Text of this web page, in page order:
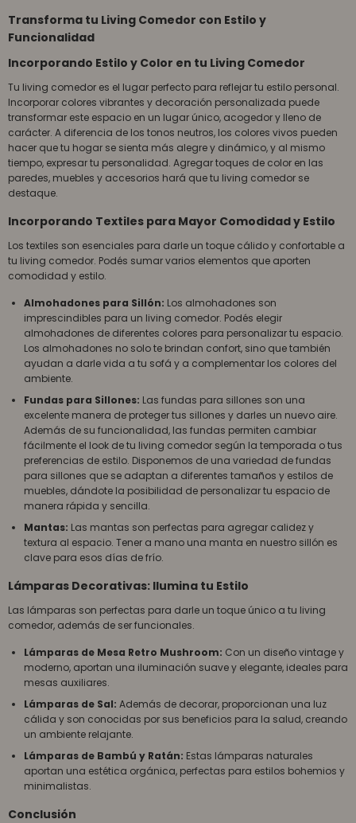
Transforma tu Living Comedor con Estilo y
Funcionalidad
Incorporando Estilo y Color en tu Living Comedor
Tu living comedor es el lugar perfecto para reflejar tu estilo personal.
Incorporar colores vibrantes y decoración personalizada puede
transformar este espacio en un lugar único, acogedor y lleno de
carácter. A diferencia de los tonos neutros, los colores vivos pueden
hacer que tu hogar se sienta más alegre y dinámico, y al mismo
tiempo, expresar tu personalidad. Agregar toques de color en las
paredes, muebles y accesorios hará que tu living comedor se
destaque.
Incorporando Textiles para Mayor Comodidad y Estilo
Los textiles son esenciales para darle un toque cálido y confortable a
tu living comedor. Podés sumar varios elementos que aporten
comodidad y estilo.
Almohadones para Sillón: Los almohadones son
imprescindibles para un living comedor. Podés elegir
almohadones de diferentes colores para personalizar tu espacio.
Los almohadones no solo te brindan confort, sino que también
ayudan a darle vida a tu sofá y a complementar los colores del
ambiente.
Fundas para Sillones: Las fundas para sillones son una
excelente manera de proteger tus sillones y darles un nuevo aire.
Además de su funcionalidad, las fundas permiten cambiar
fácilmente el look de tu living comedor según la temporada o tus
preferencias de estilo. Disponemos de una variedad de fundas
para sillones que se adaptan a diferentes tamaños y estilos de
muebles, dándote la posibilidad de personalizar tu espacio de
manera rápida y sencilla.
Mantas: Las mantas son perfectas para agregar calidez y
textura al espacio. Tener a mano una manta en nuestro sillón es
clave para esos días de frío.
Lámparas Decorativas: Ilumina tu Estilo
Las lámparas son perfectas para darle un toque único a tu living
comedor, además de ser funcionales.
Lámparas de Mesa Retro Mushroom: Con un diseño vintage y
moderno, aportan una iluminación suave y elegante, ideales para
mesas auxiliares.
Lámparas de Sal: Además de decorar, proporcionan una luz
cálida y son conocidas por sus beneficios para la salud, creando
un ambiente relajante.
Lámparas de Bambú y Ratán: Estas lámparas naturales
aportan una estética orgánica, perfectas para estilos bohemios y
minimalistas.
Conclusión